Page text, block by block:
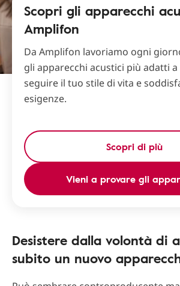
Scopri gli apparecchi
Amplifon
Da Amplifon lavoriamo ogni
gli apparecchi acustici più adatti
seguire il tuo stile di vita e
esigenze.
Scopri di più
Vieni a provare gli
Desistere dalla volontà di
subito un nuovo